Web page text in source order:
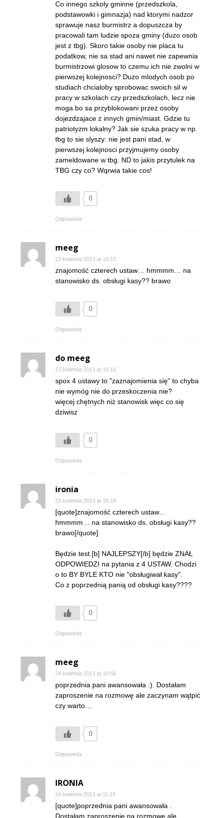
Co innego szkoly gminne (przedszkola,
podstawowki i gimnazja) nad ktorymi nadzor
sprawuje nasz burmistrz a dopuszcza by
pracowali tam ludzie spoza gminy (duzo osob
jest z tbg). Skoro takie osoby nie placa tu
podatkow, nie sa stad ani nawet nie zapewnia
burmistrzowi glosow to czemu ich nie zwolni w
pierwszej kolejnosci? Duzo mlodych osob po
studiach chcialoby sprobowac swoich sil w
pracy w szkolach czy przedszkolach, lecz nie
moga bo sa przyblokowani przez osoby
dojezdzajace z innych gmin/miast. Gdzie tu
patriotyzm lokalny? Jak sie szuka pracy w np.
tbg to sie slyszy: nie jest pani stad, w
pierwszej kolejnosci przyjmujemy osoby
zameldowane w tbg. ND to jakis przytulek na
TBG czy co? Wqrwia takie cos!
0
Odpowiedz
meeg
23 kwietnia 2013 at 16:10
znajomość czterech ustaw… hmmmm… na
stanowisko ds. obsługi kasy?? brawo
0
Odpowiedz
do meeg
23 kwietnia 2013 at 16:16
spox 4 ustawy to "zaznajomienia się" to chyba
nie wymóg nie do przeskoczenia nie?
więcej chętnych niż stanowisk więc co się
dziwisz
0
Odpowiedz
ironia
23 kwietnia 2013 at 16:18
[quote]znajomość czterech ustaw…
hmmmm… na stanowisko ds. obsługi kasy??
brawo[/quote]
Będzie test.[b] NAJLEPSZY[/b] będzie ZNAŁ
ODPOWIEDZI na pytania z 4 USTAW. Chodzi
o to BY BYLE KTO nie "obsługiwał kasy".
Co z poprzednią panią od obsługi kasy????
0
Odpowiedz
meeg
24 kwietnia 2013 at 10:58
poprzednia pani awansowała :). Dostałam
zaproszenie na rozmowę ale zaczynam wątpić
czy warto…
0
Odpowiedz
IRONIA
24 kwietnia 2013 at 11:19
[quote]poprzednia pani awansowała .
Dostałam zaproszenie na rozmowę ale